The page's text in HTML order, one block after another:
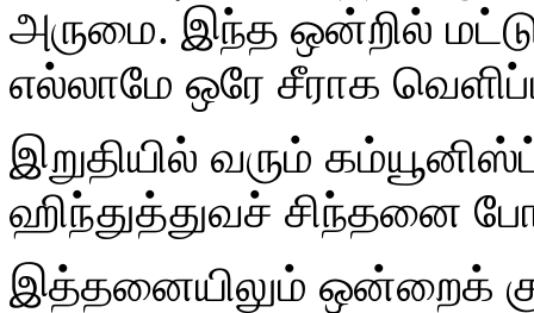
அருமை. இந்த ஒன்றில்
எல்லாமே ஒரே சீராக
இறுதியில் வரும்
ஹிந்துத்துவச் சிந்தனை
இத்தனையிலும் ஒன்றைக்